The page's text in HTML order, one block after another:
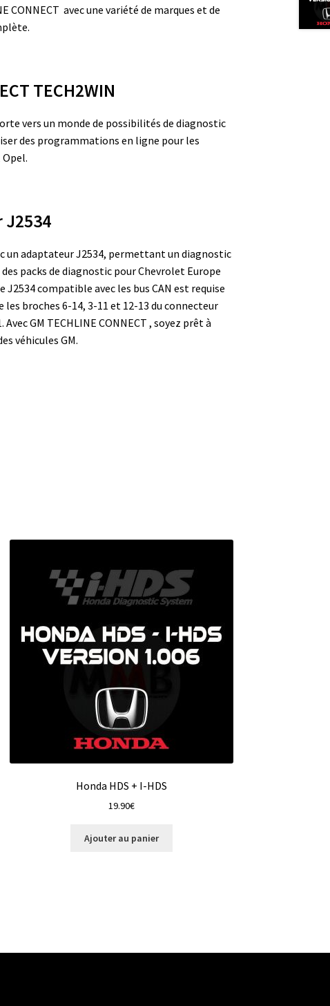
CONNECT avec une variété de marques et de
TECH2WIN
vers un monde de possibilités de diagnostic
des programmations en ligne pour les
Opel.
J2534
un adaptateur J2534, permettant un diagnostic
packs de diagnostic pour Chevrolet Europe
J2534 compatible avec les bus CAN est requise
broches 6-14, 3-11 et 12-13 du connecteur
GM TECHLINE CONNECT , soyez prêt à
véhicules GM.
Honda HDS + I-HDS
19.90€
Ajouter au panier